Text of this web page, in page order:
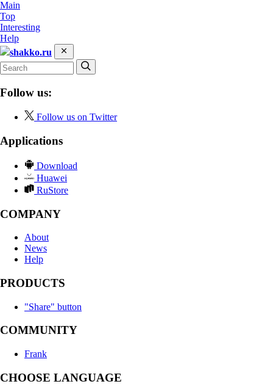
Main
Top
Interesting
Help
shakko.ru
Follow us:
Follow us on Twitter
Applications
Download
Huawei
RuStore
COMPANY
About
News
Help
PRODUCTS
"Share" button
COMMUNITY
Frank
CHOOSE LANGUAGE